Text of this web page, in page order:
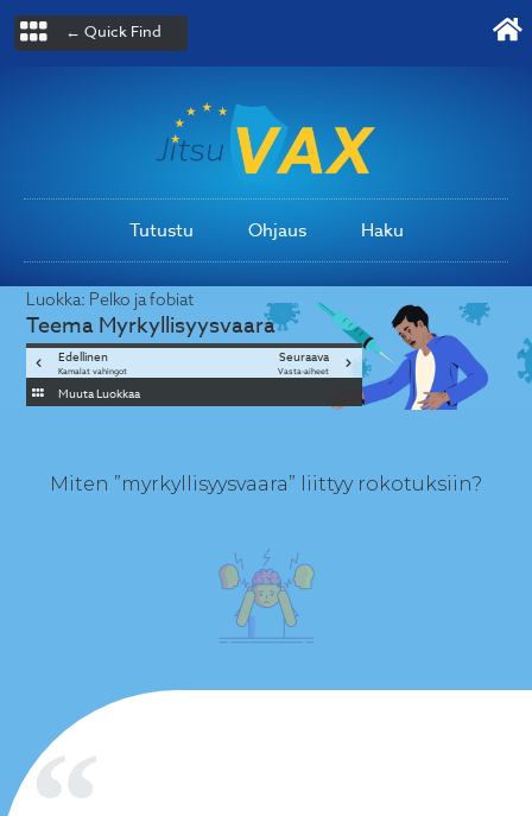
← Quick Find
Tutustu Ohjaus Haku
Luokka: Pelko ja fobiat
TeemaMyrkyllisyysvaara
Edellinen
Kamalat vahingot
Seuraava
Vasta-aiheet
Muuta Luokkaa
Miten ”myrkyllisyysvaara” liittyy rokotuksiin?